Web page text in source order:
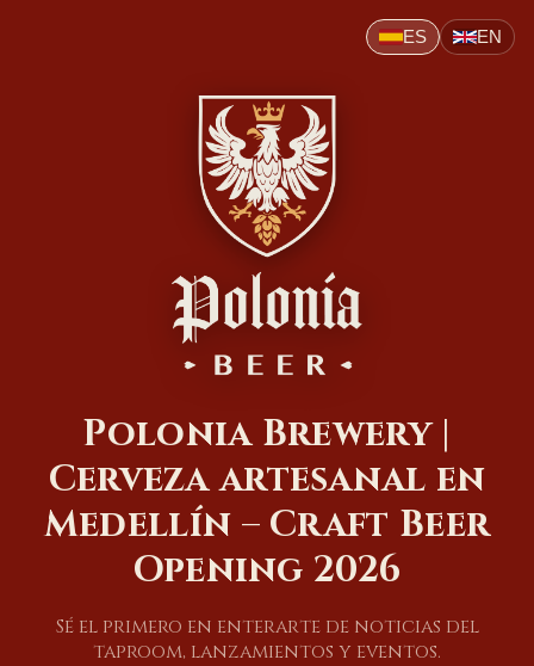
ES EN
Polonia Brewery |
Cerveza artesanal en
Medellín – Craft Beer
Opening 2026
Sé el primero en enterarte de noticias del
taproom, lanzamientos y eventos.